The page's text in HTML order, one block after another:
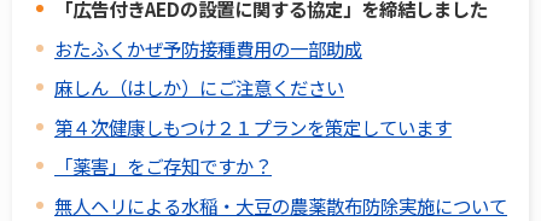
「広告付きAEDの設置に関する協定」を締結しました
おたふくかぜ予防接種費用の一部助成
麻しん（はしか）にご注意ください
第４次健康しもつけ２１プランを策定しています
「薬害」をご存知ですか？
無人ヘリによる水稲・大豆の農薬散布防除実施について